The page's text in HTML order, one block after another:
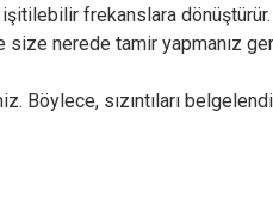
işitilebilir frekanslara dönüştürür.
size nerede tamir yapmanız
Böylece, sızıntıları